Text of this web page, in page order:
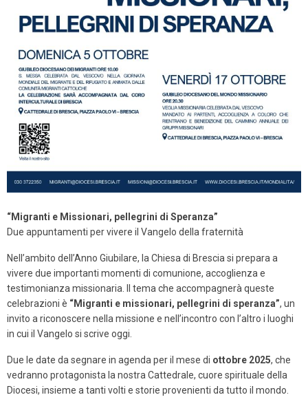
“Migranti e Missionari, pellegrini di Speranza”
Due appuntamenti per vivere il Vangelo della fraternità
Nell’ambito dell’Anno Giubilare, la Chiesa di Brescia si prepara a
vivere due importanti momenti di comunione, accoglienza e
testimonianza missionaria. Il tema che accompagnerà queste
celebrazioni è “Migranti e missionari, pellegrini di speranza”, un
invito a riconoscere nella missione e nell’incontro con l’altro i luoghi
in cui il Vangelo si scrive oggi.
Due le date da segnare in agenda per il mese di ottobre 2025, che
vedranno protagonista la nostra Cattedrale, cuore spirituale della
Diocesi, insieme a tanti volti e storie provenienti da tutto il mondo.